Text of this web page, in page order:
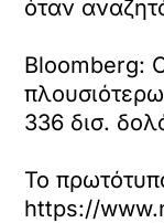
όταν
Bloomberg:
336 δισ.
Το
https://